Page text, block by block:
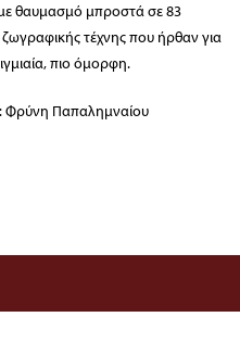
με θαυμασμό μπροστά σε 83
τέχνης που ήρθαν για
πιο όμορφη.
Φρύνη Παπαλημναίου